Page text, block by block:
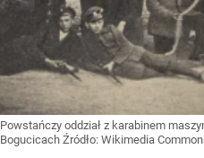
Powstańczy oddział z karabinem
Bogucicach Źródło: Wikimedia